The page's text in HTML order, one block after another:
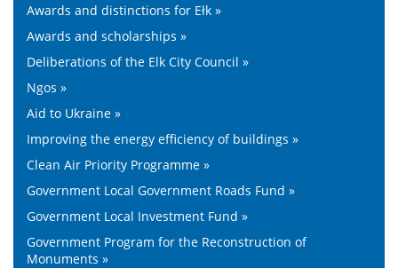
Awards and distinctions for Ełk »
Awards and scholarships »
Deliberations of the Elk City Council »
Ngos »
Aid to Ukraine »
Improving the energy efficiency of buildings »
Clean Air Priority Programme »
Government Local Government Roads Fund »
Government Local Investment Fund »
Government Program for the Reconstruction of
Monuments »